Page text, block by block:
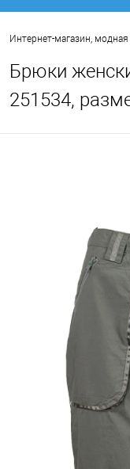
Интернет-магазин,
Брюки
251534,